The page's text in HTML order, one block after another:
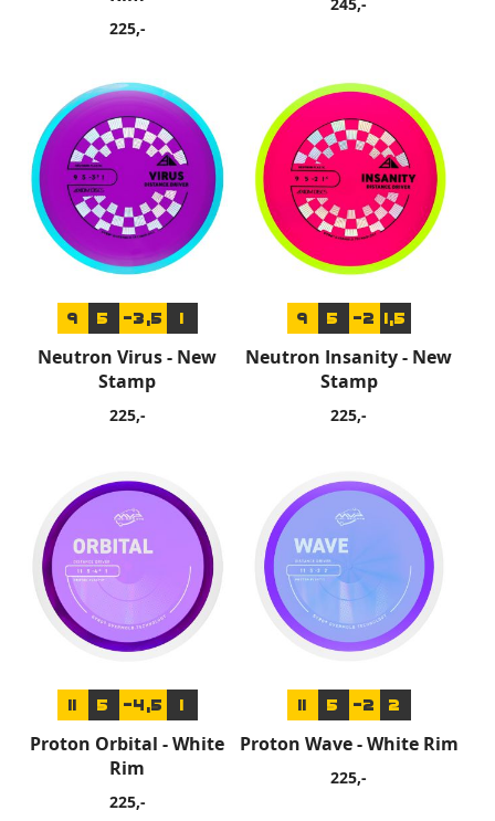
225,-
9 5 -3,5 1
Neutron Virus - New
Stamp
225,-
9 5 -2 1,5
Neutron Insanity - New
Stamp
225,-
11 5 -4,5 1
Proton Orbital - White
Rim
225,-
11 5 -2 2
Proton Wave - White Rim
225,-